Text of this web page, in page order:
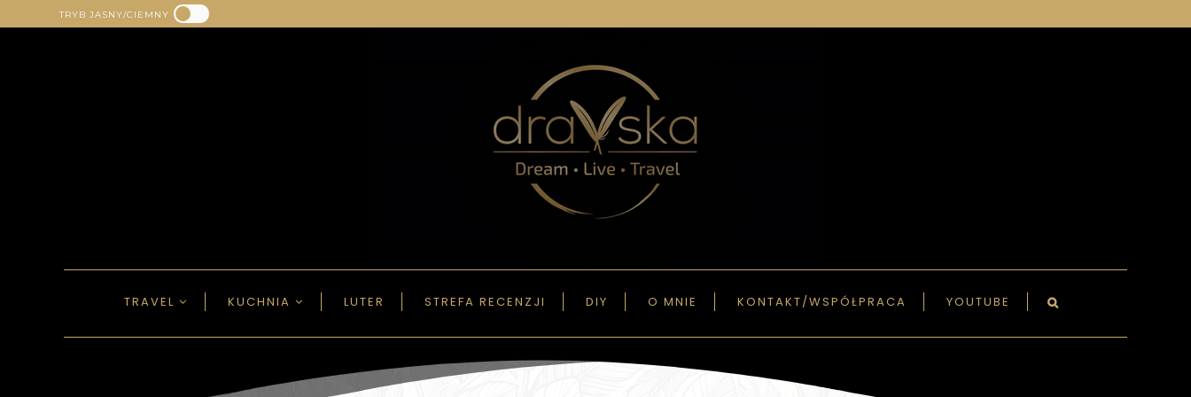
TRYB JASNY/CIEMNY
TRAVEL KUCHNIA LUTER STREFA RECENZJI DIY O MNIE KONTAKT/WSPÓŁPRACA YOUTUBE